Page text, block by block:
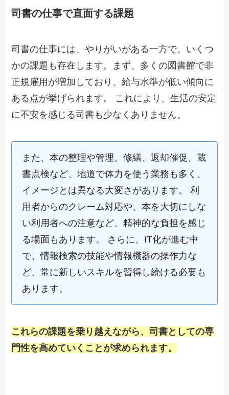
司書の仕事で直面する課題
司書の仕事には、やりがいがある一方で、いくつ
かの課題も存在します。まず、多くの図書館で非
正規雇用が増加しており、給与水準が低い傾向に
ある点が挙げられます。 これにより、生活の安定
に不安を感じる司書も少なくありません。
また、本の整理や管理、修繕、返却催促、蔵
書点検など、地道で体力を使う業務も多く、
イメージとは異なる大変さがあります。 利
用者からのクレーム対応や、本を大切にしな
い利用者への注意など、精神的な負担を感じ
る場面もあります。 さらに、IT化が進む中
で、情報検索の技能や情報機器の操作力な
ど、常に新しいスキルを習得し続ける必要も
あります。
これらの課題を乗り越えながら、司書としての専
門性を高めていくことが求められます。